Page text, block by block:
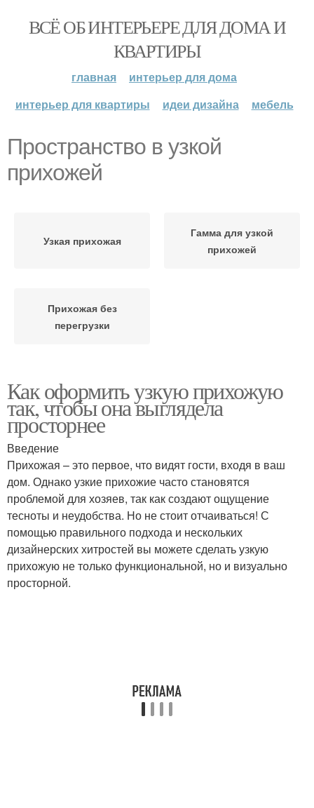
ВСЁ ОБ ИНТЕРЬЕРЕ ДЛЯ ДОМА И
КВАРТИРЫ
главная
интерьер для дома
интерьер для квартиры
идеи дизайна мебель
Пространство в узкой
прихожей
Узкая прихожая
Гамма для узкой
прихожей
Прихожая без
перегрузки
Как оформить узкую прихожую
так, чтобы она выглядела
просторнее
Введение
Прихожая – это первое, что видят гости, входя в ваш
дом. Однако узкие прихожие часто становятся
проблемой для хозяев, так как создают ощущение
тесноты и неудобства. Но не стоит отчаиваться! С
помощью правильного подхода и нескольких
дизайнерских хитростей вы можете сделать узкую
прихожую не только функциональной, но и визуально
просторной.